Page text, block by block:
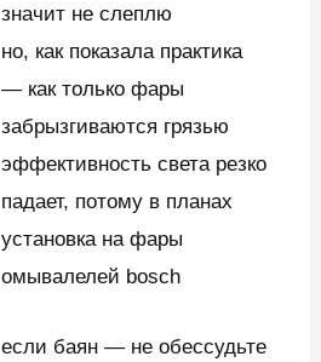
значит не слеплю
но, как показала практика
— как только фары
забрызгиваются грязью
эффективность света резко
падает, потому в планах
установка на фары
омывалелей bosch
если баян — не обессудьте